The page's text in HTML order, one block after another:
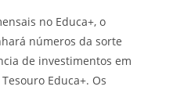
no Educa+, o
números da sorte
de investimentos em
Educa+. Os